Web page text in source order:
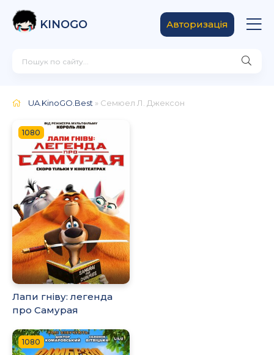
KINOGO Авторизація
UA.KinoGO.Best » Семюел Л. Джексон
1080
Лапи гніву: легенда
про Самурая
1080